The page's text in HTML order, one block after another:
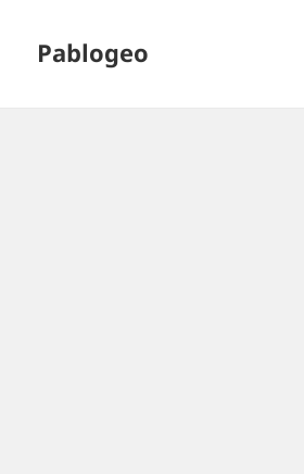
Pablogeo